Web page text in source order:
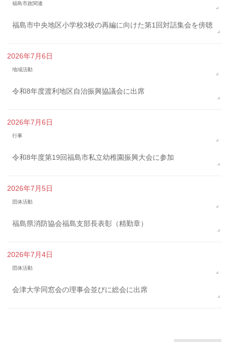
福島市政関連
福島市中央地区小学校3校の再編に向けた第1回対話集会を傍聴
2026年7月6日
地域活動
令和8年度渡利地区自治振興協議会に出席
2026年7月6日
行事
令和8年度第19回福島市私立幼稚園振興大会に参加
2026年7月5日
団体活動
福島県消防協会福島支部長表彰（精勤章）
2026年7月4日
団体活動
会津大学同窓会の理事会並びに総会に出席